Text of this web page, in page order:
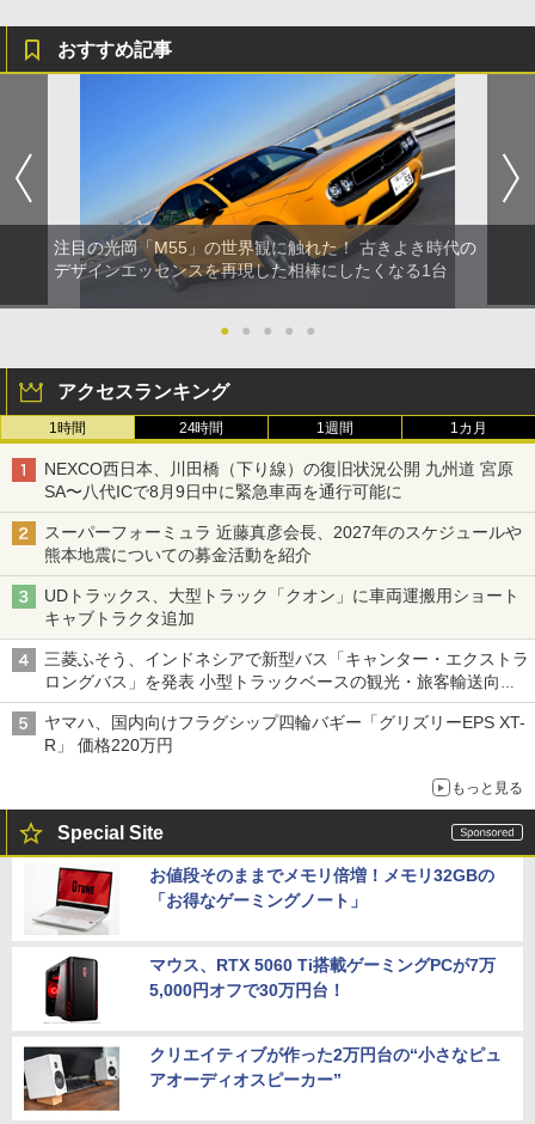
おすすめ記事
注目の光岡「M55」の世界観に触れた！ 古きよき時代の
デザインエッセンスを再現した相棒にしたくなる1台
● ● ● ● ●
アクセスランキング
1時間 24時間 1週間 1カ月
NEXCO西日本、川田橋（下り線）の復旧状況公開 九州道 宮原
SA〜八代ICで8月9日中に緊急車両を通行可能に
スーパーフォーミュラ 近藤真彦会長、2027年のスケジュールや
熊本地震についての募金活動を紹介
UDトラックス、大型トラック「クオン」に車両運搬用ショート
キャブトラクタ追加
三菱ふそう、インドネシアで新型バス「キャンター・エクストラ
ロングバス」を発表 小型トラックベースの観光・旅客輸送向け
バス
ヤマハ、国内向けフラグシップ四輪バギー「グリズリーEPS XT-
R」 価格220万円
もっと見る
Special Site
お値段そのままでメモリ倍増！メモリ32GBの
「お得なゲーミングノート」
マウス、RTX 5060 Ti搭載ゲーミングPCが7万
5,000円オフで30万円台！
クリエイティブが作った2万円台の“小さなピュ
アオーディオスピーカー”